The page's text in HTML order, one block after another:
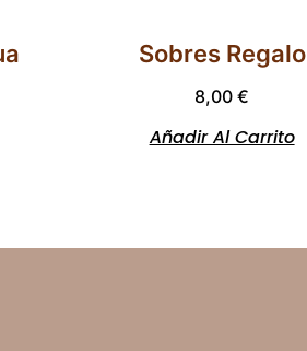
Sobres Regalo
8,00€
Añadir Al Carrito